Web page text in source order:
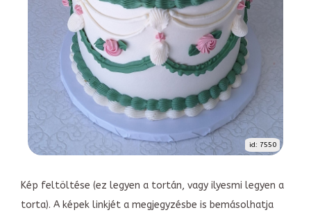
id: 7550
Kép feltöltése (ez legyen a tortán, vagy ilyesmi legyen a
torta). A képek linkjét a megjegyzésbe is bemásolhatja